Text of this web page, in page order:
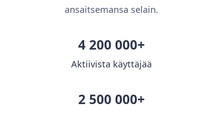
ansaitsemansa selain.
4 200 000+
Aktiivista käyttäjää
2 500 000+